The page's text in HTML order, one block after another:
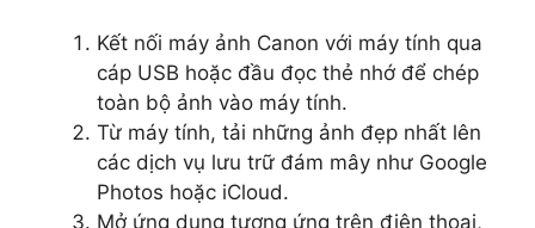
Kết nối máy ảnh Canon với máy tính qua
cáp USB hoặc đầu đọc thẻ nhớ để chép
toàn bộ ảnh vào máy tính.
Từ máy tính, tải những ảnh đẹp nhất lên
các dịch vụ lưu trữ đám mây như Google
Photos hoặc iCloud.
Mở ứng dụng tương ứng trên điện thoại,